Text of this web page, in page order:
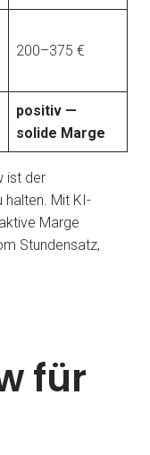
200–375 €
positiv —
solide Marge
ist der
halten. Mit KI-
Marge
Stundensatz,
für